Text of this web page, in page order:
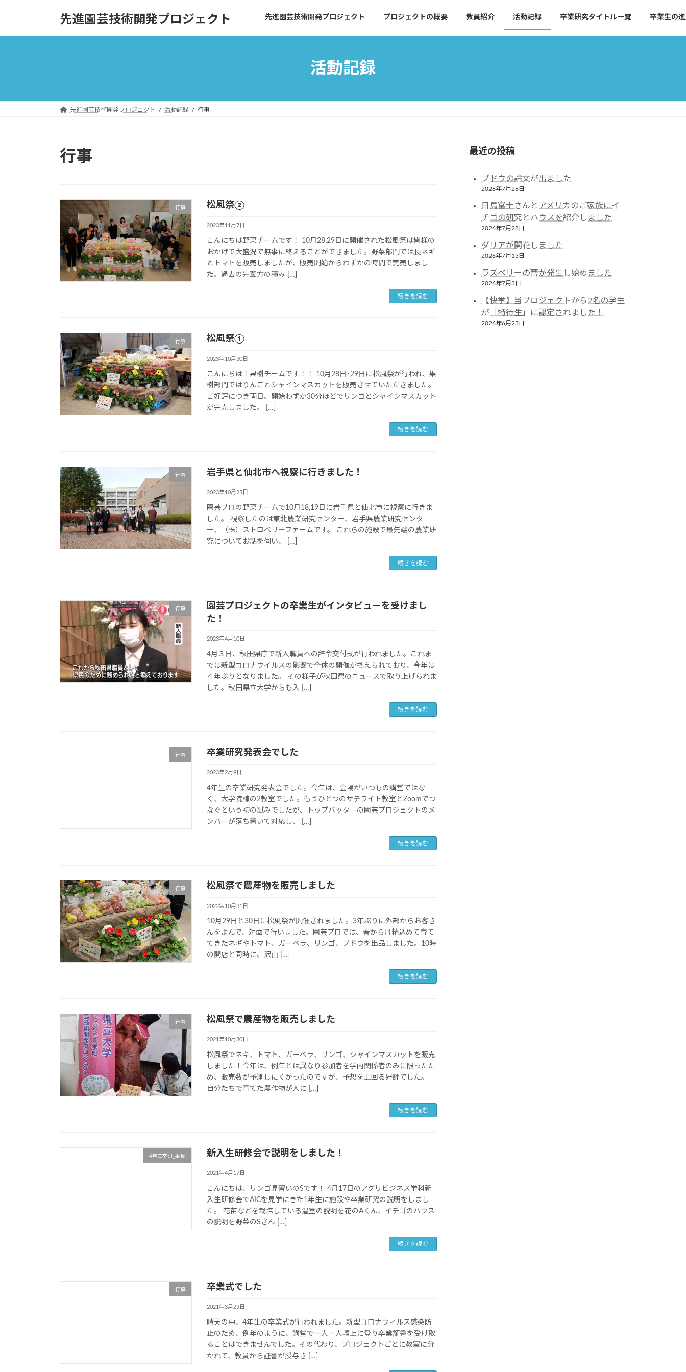
先進園芸技術開発プロジェクト 先進園芸技術開発プロジェクト プロジェクトの概要 教員紹介 活動記録 卒業研究タイトル一覧 卒業生の
活動記録
先進園芸技術開発プロジェクト 活動記録 行事
行事
行事 松風祭②
2023年11月7日
こんにちは野菜チームです！ 10月28,29日に開催された松風祭は皆様の
おかげで大盛況で無事に終えることができました。野菜部門では長ネギ
とトマトを販売しましたが、販売開始からわずかの時間で完売しまし
た。過去の先輩方の積み […]
続きを読む
行事 松風祭①
2023年10月30日
こんにちは！果樹チームです！！ 10月28日･29日に松風祭が行われ、果
樹部門ではりんごとシャインマスカットを販売させていただきました。
ご好評につき両日、開始わずか30分ほどでリンゴとシャインマスカット
が完売しました。 […]
続きを読む
行事 岩手県と仙北市へ視察に行きました！
2023年10月25日
園芸プロの野菜チームで10月18,19日に岩手県と仙北市に視察に行きま
した。 視察したのは東北農業研究センター、岩手県農業研究センタ
ー、（株）ストロベリーファームです。 これらの施設で最先端の農業研
究についてお話を伺い、 […]
続きを読む
行事
園芸プロジェクトの卒業生がインタビューを受けまし
た！
2023年4月10日
4月３日、秋田県庁で新入職員への辞令交付式が行われました。これま
では新型コロナウイルスの影響で全体の開催が控えられており、今年は
４年ぶりとなりました。 その様子が秋田県のニュースで取り上げられま
した。秋田県立大学からも入 […]
続きを読む
行事 卒業研究発表会でした
2023年2月9日
4年生の卒業研究発表会でした。今年は、会場がいつもの講堂ではな
く、大学院棟の2教室でした。もうひとつのサテライト教室とZoomでつ
なぐという初の試みでしたが、トップバッターの園芸プロジェクトのメ
ンバーが落ち着いて対応し、 […]
続きを読む
行事 松風祭で農産物を販売しました
2022年10月31日
10月29日と30日に松風祭が開催されました。3年ぶりに外部からお客さ
んをよんで、対面で行いました。園芸プロでは、春から丹精込めて育て
てきたネギやトマト、ガーベラ、リンゴ、ブドウを出品しました。10時
の開店と同時に、沢山 […]
続きを読む
行事 松風祭で農産物を販売しました
2021年10月30日
松風祭でネギ、トマト、ガーベラ、リンゴ、シャインマスカットを販売
しました！今年は、例年とは異なり参加者を学内関係者のみに限ったた
め、販売数が予測しにくかったのですが、予想を上回る好評でした。
自分たちで育てた農作物が人に […]
続きを読む
4年生卒研_果樹 新入生研修会で説明をしました！
2021年4月17日
こんにちは、リンゴ見習いのSです！ 4月17日のアグリビジネス学科新
入生研修会でAICを見学にきた1年生に施設や卒業研究の説明をしまし
た。 花苗などを栽培している温室の説明を花のAくん、イチゴのハウス
の説明を野菜のSさん […]
続きを読む
行事 卒業式でした
2021年3月23日
晴天の中、4年生の卒業式が行われました。新型コロナウィルス感染防
止のため、例年のように、講堂で一人一人壇上に登り卒業証書を受け取
ることはできませんでした。その代わり、プロジェクトごとに教室に分
かれて、教員から証書が授与さ […]
最近の投稿
ブドウの論文が出ました
2026年7月28日
日馬富士さんとアメリカのご家族にイ
チゴの研究とハウスを紹介しました
2026年7月28日
ダリアが開花しました
2026年7月13日
ラズベリーの蕾が発生し始めました
2026年7月3日
【快挙】当プロジェクトから2名の学生
が「特待生」に認定されました！
2026年6月23日